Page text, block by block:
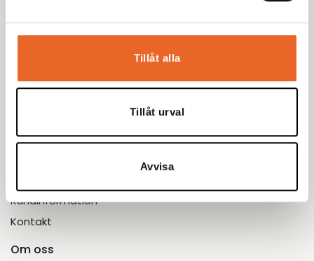
Tillåt alla
Tillåt urval
Avvisa
Meny
Inspiration
Bildgalleri
Kundinformation
Kontakt
Om oss